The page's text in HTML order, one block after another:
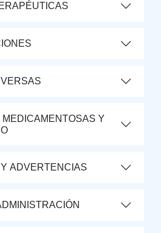
MEDICAMENTOSAS Y
ADVERTENCIAS